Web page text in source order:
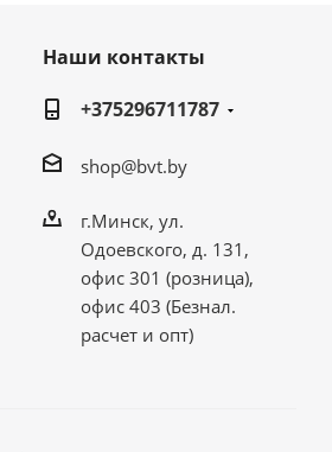
Наши контакты
+375296711787
shop@bvt.by
г.Минск, ул.
Одоевского, д. 131,
офис 301 (розница),
офис 403 (Безнал.
расчет и опт)